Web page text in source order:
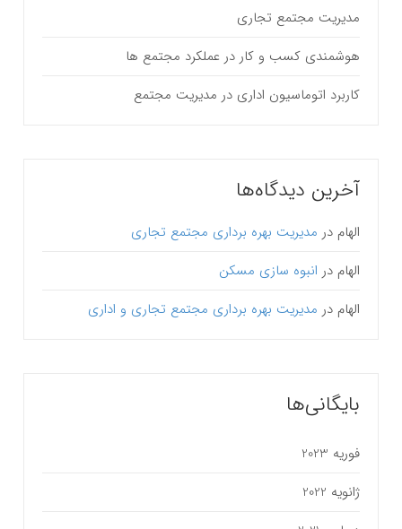
مدیریت مجتمع تجاری
هوشمندی کسب و کار در عملکرد مجتمع ها
کاربرد اتوماسیون اداری در مدیریت مجتمع
آخرین دیدگاه‌ها
الهام در مدیریت بهره برداری مجتمع تجاری
الهام در انبوه سازی مسکن
الهام در مدیریت بهره برداری مجتمع تجاری و اداری
بایگانی‌ها
فوریه 2023
ژانویه 2022